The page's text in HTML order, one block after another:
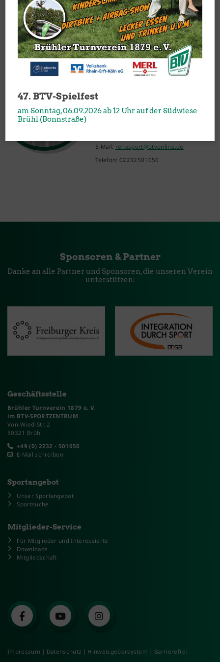
E-Mail:kontakt@btvonline.de
Telefon:02232 - 501050
Team Gesundheitssport
Thomas Horstkamp
E-Mail: rehasport@btvonline.de
Telefon: 02232501050
Sponsoren & Partner
Danke an alle Partner und Sponsoren, die unseren Verein
unterstützen:
Geschäftsstelle
Brühler Turnverein 1879 e. V.
im BTV-SPORTZENTRUM
Von-Wied-Str. 2
50321 Brühl
+49 (0) 2232 - 501050
E-Mail schreiben
Sportangebot
Unser Sportangebot
Sportsuche
Mitglieder-Service
Für Mitglieder und Interessierte
Downloads
Mitgliedschaft
Impressum | Datenschutz | Hinweisgebersystem | Barrierefrei
47. BTV-Spielfest
am Sonntag, 06.09.2026 ab 12 Uhr auf der Südwiese
Brühl (Bonnstraße)